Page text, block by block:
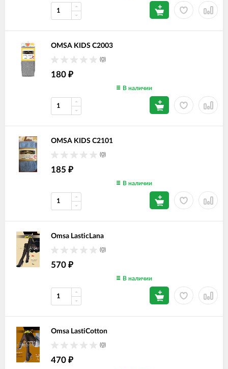
OMSA KIDS С2003
(0)
180 ₽
В наличии
OMSA KIDS С2101
(0)
185 ₽
В наличии
Omsa LasticLana
(0)
570 ₽
В наличии
Omsa LastiCotton
(0)
470 ₽